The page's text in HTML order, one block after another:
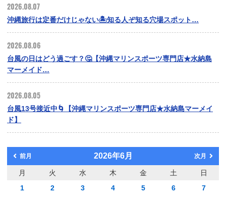
2026.08.07
沖縄旅行は定番だけじゃない🏝️知る人ぞ知る穴場スポット…
2026.08.06
台風の日はどう過ごす？🤔【沖縄マリンスポーツ専門店★水納島
マーメイド…
2026.08.05
台風13号接近中🌀【沖縄マリンスポーツ専門店★水納島マーメイ
ド】
前月 2026年6月 次月
月 火 水 木 金 土
日
1
2 3 4 5 6
7